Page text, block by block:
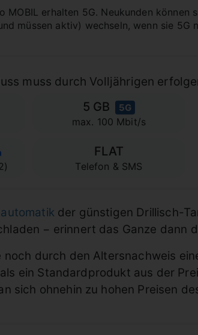
MOBIL erhalten 5G. Neukunden können
müssen aktiv) wechseln, wenn sie
muss durch Volljährigen
5 GB 5G
max. 100 Mbit/s
FLAT
Telefon & SMS
der günstigen Drillisch-
− erinnert das Ganze dann
durch den Altersnachweis
ein Standardprodukt aus der
sich ohnehin zu hohen Preisen